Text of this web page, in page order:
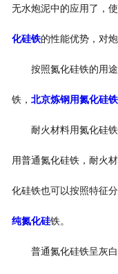
无水炮泥中的应用了，
化硅铁的性能优势，对
按照氮化硅铁的用途
铁， 北京炼钢用氮化硅铁
耐火材料用氮化硅铁
用普通氮化硅铁，耐火
化硅铁也可以按照特征
纯氮化硅铁。
普通氮化硅铁呈灰白